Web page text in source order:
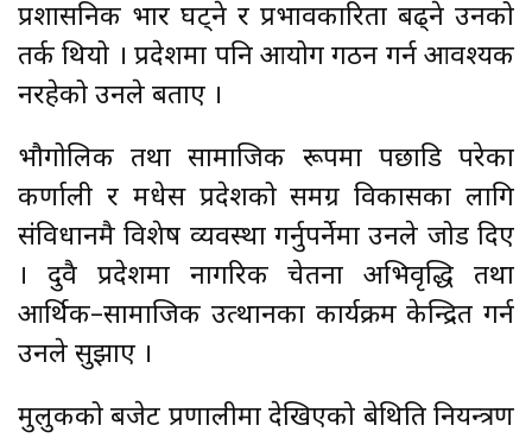
प्रशासनिक भार घट्ने र प्रभावकारिता बढ्ने उनको
तर्क थियो । प्रदेशमा पनि आयोग गठन गर्न आवश्यक
नरहेको उनले बताए ।
भौगोलिक तथा सामाजिक रूपमा पछाडि परेका
कर्णाली र मधेस प्रदेशको समग्र विकासका लागि
संविधानमै विशेष व्यवस्था गर्नुपर्नेमा उनले जोड दिए
। दुवै प्रदेशमा नागरिक चेतना अभिवृद्धि तथा
आर्थिक–सामाजिक उत्थानका कार्यक्रम केन्द्रित गर्न
उनले सुझाए ।
मुलुकको बजेट प्रणालीमा देखिएको बेथिति नियन्त्रण